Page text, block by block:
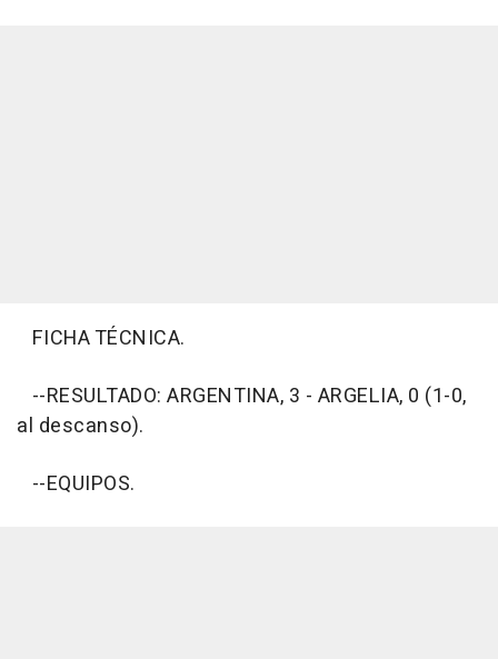
FICHA TÉCNICA.
--RESULTADO: ARGENTINA, 3 - ARGELIA, 0 (1-0,
al descanso).
--EQUIPOS.